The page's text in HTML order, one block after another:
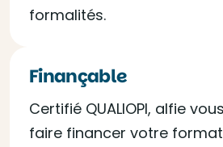
formalités.
Finançable
Certifié QUALIOPI, alfie
faire financer votre